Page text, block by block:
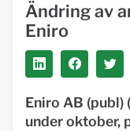
Ändring av
Eniro
Eniro AB
under oktober,